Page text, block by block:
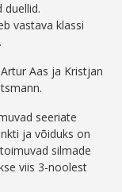
vastava klassi
Aas ja Kristjan
seeriate
ja võiduks on
silmade
viis 3-noolest